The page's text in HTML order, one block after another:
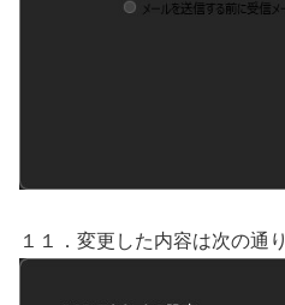
１１．変更した内容は次の通り